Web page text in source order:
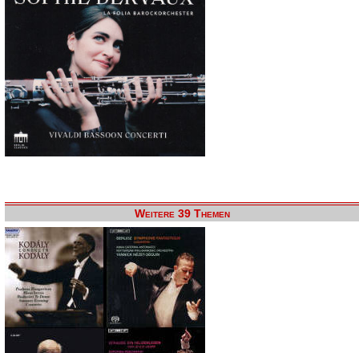
Weitere 39 Themen